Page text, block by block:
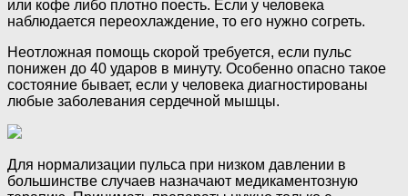
или кофе либо плотно поесть. Если у человека
наблюдается переохлаждение, то его нужно согреть.
Неотложная помощь скорой требуется, если пульс
понижен до 40 ударов в минуту. Особенно опасно такое
состояние бывает, если у человека диагностированы
любые заболевания сердечной мышцы.
Для нормализации пульса при низком давлении в
большинстве случаев назначают медикаментозную